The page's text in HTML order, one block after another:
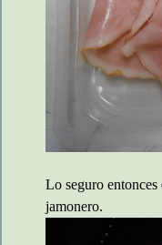
Lo seguro entonces
jamonero.